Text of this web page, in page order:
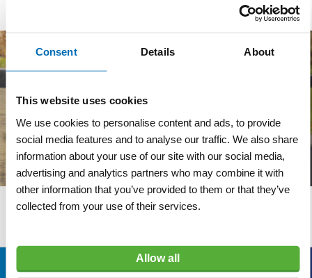
Consent Details About
This website uses cookies
We use cookies to personalise content and ads, to provide
social media features and to analyse our traffic. We also share
information about your use of our site with our social media,
advertising and analytics partners who may combine it with
other information that you’ve provided to them or that they’ve
collected from your use of their services.
Allow all
Bezoekadres